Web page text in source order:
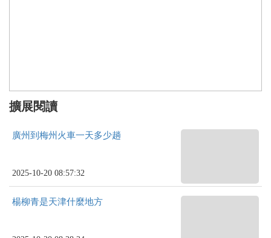
擴展閱讀
廣州到梅州火車一天多少趟
2025-10-20 08:57:32
楊柳青是天津什麼地方